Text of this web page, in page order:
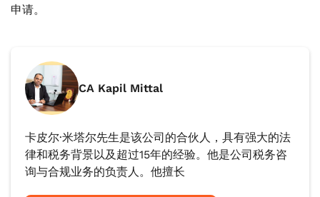
申请。
CA Kapil Mittal
卡皮尔·米塔尔先生是该公司的合伙人，具有强大的法
律和税务背景以及超过15年的经验。他是公司税务咨
询与合规业务的负责人。他擅长